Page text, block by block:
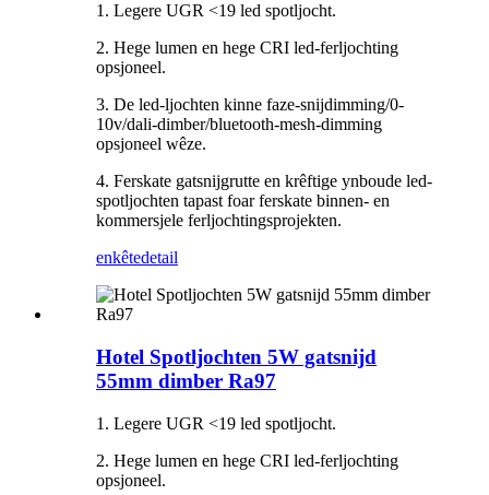
1. Legere UGR <19 led spotljocht.
2. Hege lumen en hege CRI led-ferljochting
opsjoneel.
3. De led-ljochten kinne faze-snijdimming/0-
10v/dali-dimber/bluetooth-mesh-dimming
opsjoneel wêze.
4. Ferskate gatsnijgrutte en krêftige ynboude led-
spotljochten tapast foar ferskate binnen- en
kommersjele ferljochtingsprojekten.
enkêtedetail
Hotel Spotljochten 5W gatsnijd
55mm dimber Ra97
1. Legere UGR <19 led spotljocht.
2. Hege lumen en hege CRI led-ferljochting
opsjoneel.